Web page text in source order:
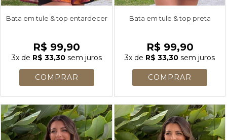
Bata em tule & top entardecer
R$ 99,90
3xde R$ 33,30sem juros
Bata em tule & top preta
R$ 99,90
3x de R$ 33,30 sem juros